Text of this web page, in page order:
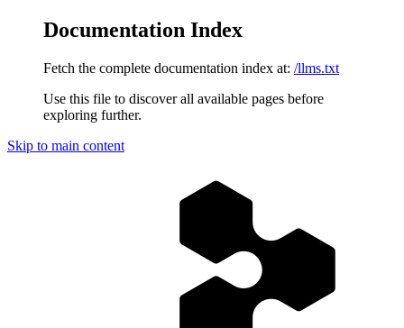
Documentation Index
Fetch the complete documentation index at: /llms.txt
Use this file to discover all available pages before
exploring further.
Skip to main content